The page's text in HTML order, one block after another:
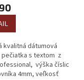
kvalitná dátumová
s textom z
výška číslic
4mm, veľkosť